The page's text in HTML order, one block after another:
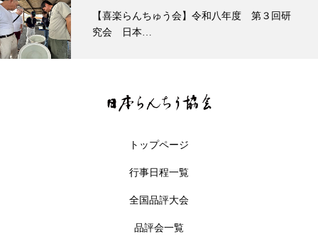
【喜楽らんちゅう会】令和八年度 第３回研
究会 日本…
トップページ
行事日程一覧
全国品評大会
品評会一覧